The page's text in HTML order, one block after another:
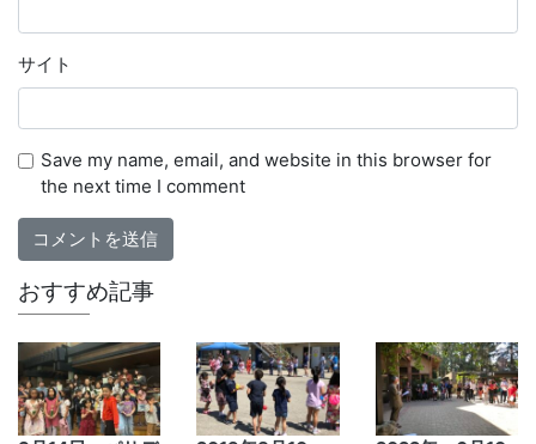
サイト
Save my name, email, and website in this browser for
the next time I comment
おすすめ記事